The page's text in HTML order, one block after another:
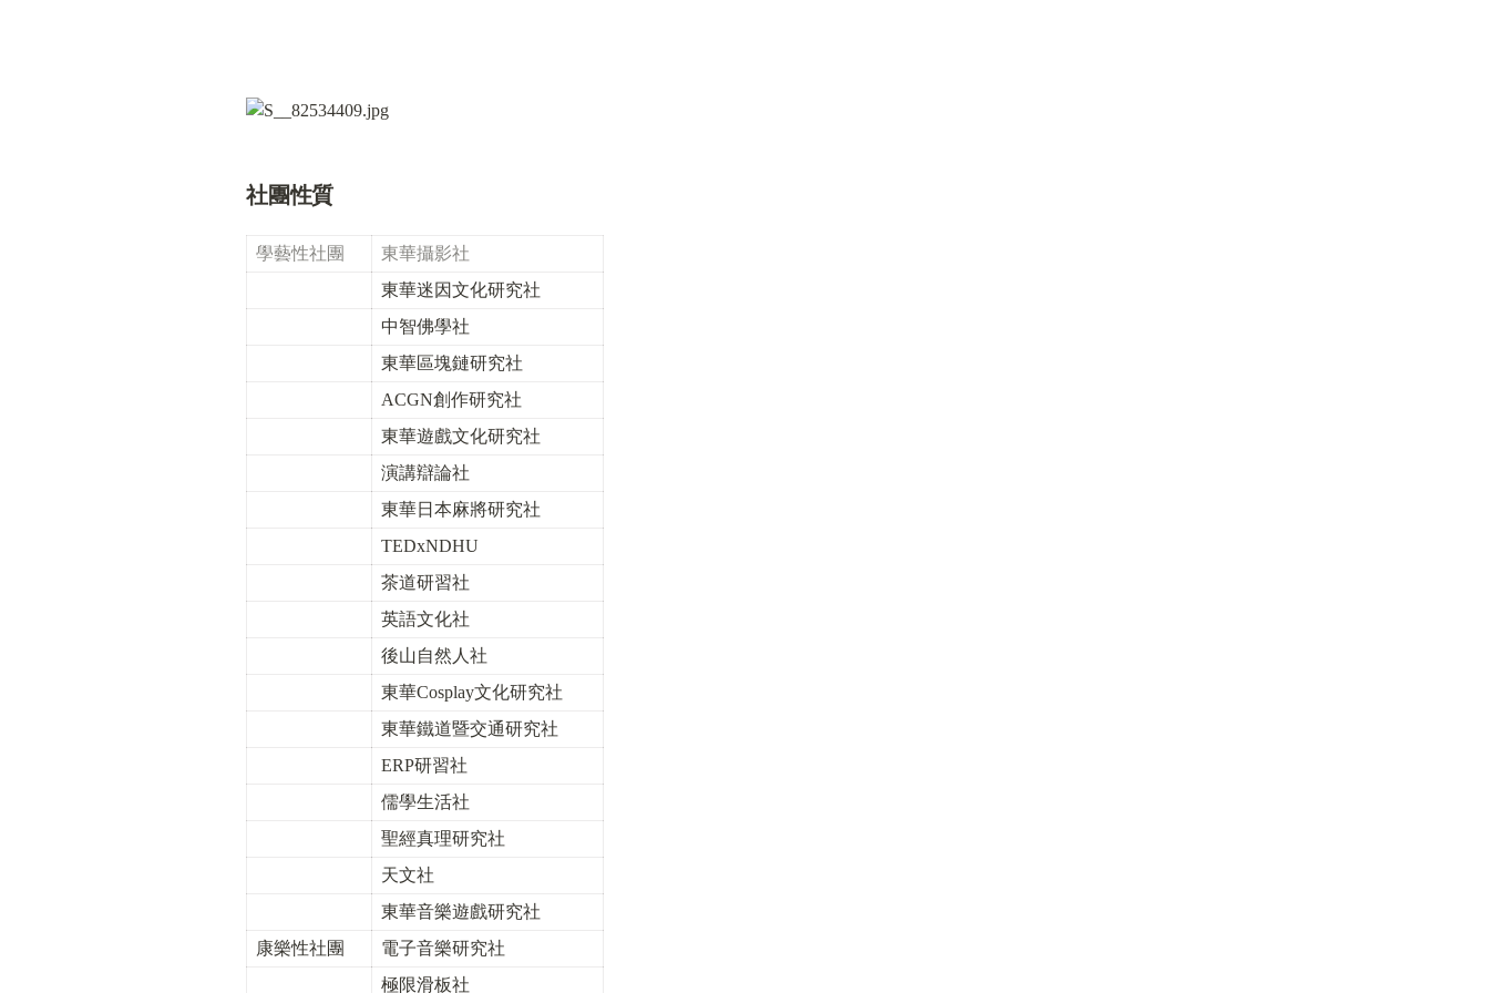
社團性質
學藝性社團
東華攝影社
東華迷因文化研究社
中智佛學社
東華區塊鏈研究社
ACGN創作研究社
東華遊戲文化研究社
演講辯論社
東華日本麻將研究社
TEDxNDHU
茶道研習社
英語文化社
後山自然人社
東華Cosplay文化研究社
東華鐵道暨交通研究社
ERP研習社
儒學生活社
聖經真理研究社
天文社
東華音樂遊戲研究社
康樂性社團
電子音樂研究社
極限滑板社